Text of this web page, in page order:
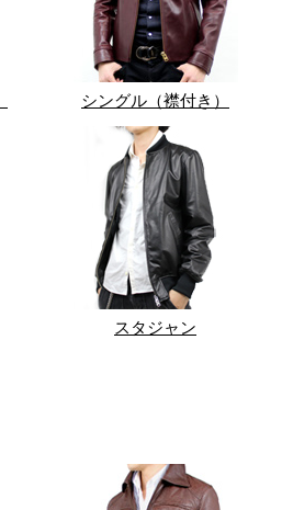
シングル（襟付き）
スタジャン